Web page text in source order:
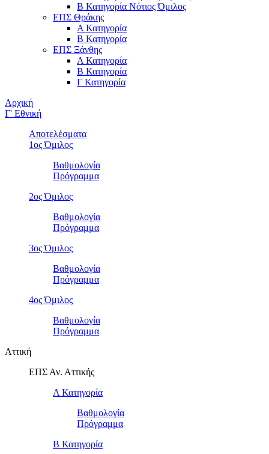
Β Κατηγορία Νότιος Όμιλος
ΕΠΣ Θράκης
Α Κατηγορία
Β Κατηγορία
ΕΠΣ Ξάνθης
Α Κατηγορία
Β Κατηγορία
Γ Κατηγορία
Αρχική
Γ' Εθνική
Αποτελέσματα
1ος Όμιλος
Βαθμολογία
Πρόγραμμα
2ος Όμιλος
Βαθμολογία
Πρόγραμμα
3ος Όμιλος
Βαθμολογία
Πρόγραμμα
4ος Όμιλος
Βαθμολογία
Πρόγραμμα
Αττική
ΕΠΣ Αν. Αττικής
Α Κατηγορία
Βαθμολογία
Πρόγραμμα
Β Κατηγορία